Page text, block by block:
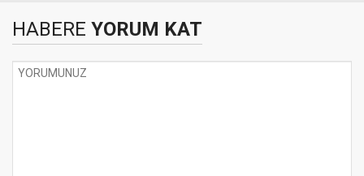
HABERE YORUM KAT